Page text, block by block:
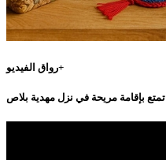
رواق الفيديو+
تمتع بإقامة مريحة في نزل مهدية بلاص